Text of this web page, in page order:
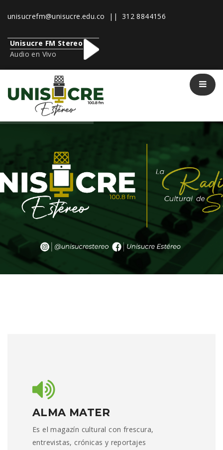
unisucrefm@unisucre.edu.co || 312 8844156
Unisucre FM Stereo
Audio en Vivo
ALMA MATER
Es el magazín cultural con frescura,
entrevistas, crónicas y reportajes